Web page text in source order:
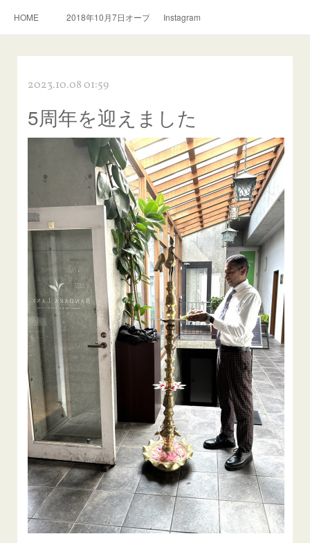
HOME 2018年10月7日オープン。スリランカ料理とおいしい紅茶のお
Instagram
2023.10.08 01:59
5周年を迎えました